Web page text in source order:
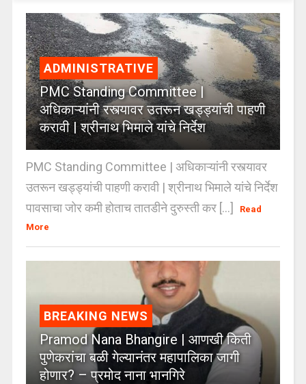
ADMINISTRATIVE
PMC Standing Committee |
अधिकाऱ्यांनी रस्त्यावर उतरून खड्ड्यांची पाहणी
करावी | श्रीनाथ भिमाले यांचे निर्देश
PMC Standing Committee | अधिकाऱ्यांनी रस्त्यावर
उतरून खड्ड्यांची पाहणी करावी | श्रीनाथ भिमाले यांचे निर्देश
पावसाचा जोर कमी होताच तातडीने दुरुस्ती कर [...]
Read
More
BREAKING NEWS
Pramod Nana Bhangire | आणखी किती
पुणेकरांचा बळी गेल्यानंतर महापालिका जागी
होणार? – प्रमोद नाना भानगिरे